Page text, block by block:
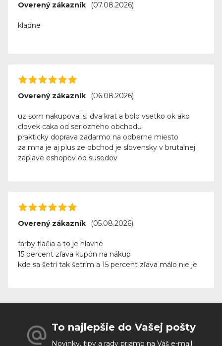
Overený zákazník (07.08.2026)
kladne
Overený zákazník (06.08.2026)
uz som nakupoval si dva krat a bolo vsetko ok ako
clovek caka od seriozneho obchodu
prakticky doprava zadarmo na odberne miesto
za mna je aj plus ze obchod je slovensky v brutalnej
zaplave eshopov od susedov
Overený zákazník (05.08.2026)
farby tlačia a to je hlavné
15 percent zľava kupón na nákup
kde sa šetrí tak šetrím a 15 percent zľava málo nie je
To najlepšie do Vašej pošty
Novinky, tipy a rady priamo na Váš e-mail